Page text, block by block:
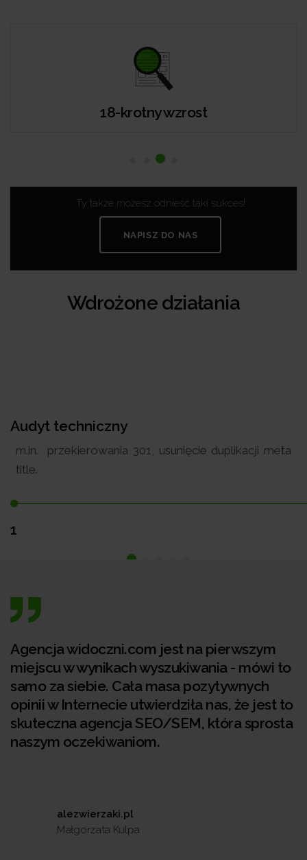
18-krotny wzrost
Ty także możesz odnieść taki sukces!
NAPISZ DO NAS
Wdrożone działania
Audyt techniczny
m.in. przekierowania 301, usunięcie duplikacji meta
title.
1
Agencja widoczni.com jest na pierwszym
miejscu w wynikach wyszukiwania - mówi to
samo za siebie. Cała masa pozytywnych
opinii w Internecie utwierdziła nas, że jest to
skuteczna agencja SEO/SEM, która sprosta
naszym oczekiwaniom.
alezwierzaki.pl
Małgorzata Kulpa